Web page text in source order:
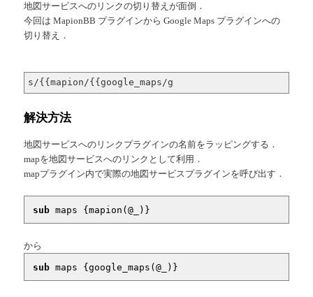
地図サービスへのリンクの切り替えが面倒．
今回は MapionBB プラグインから Google Maps プラグインへの
切り替え．
s/{{mapion/{{google_maps/g
解決方法
地図サービスへのリンクプラグインの名前をラッピングする．
mapを地図サービスへのリンクとして利用．
mapプラグイン内で実際の地図サービスプラグインを呼び出す．
sub maps {mapion(@_ )}
から
sub maps {google_maps(@_ )}